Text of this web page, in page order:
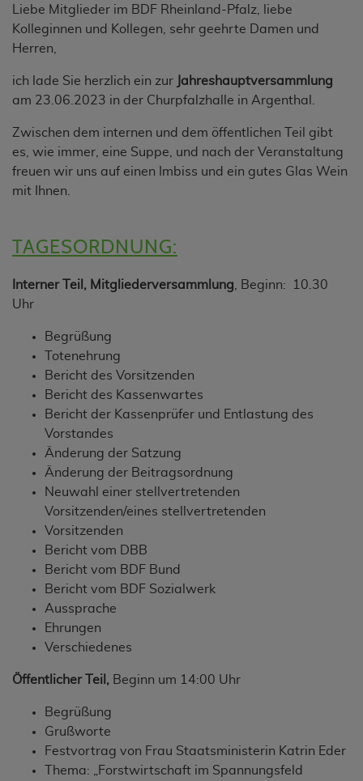
Liebe Mitglieder im BDF Rheinland-Pfalz, liebe
Kolleginnen und Kollegen, sehr geehrte Damen und
Herren,
ich lade Sie herzlich ein zur
Jahreshauptversammlung
am 23.06.2023 in der Churpfalzhalle in Argenthal.
Zwischen dem internen und dem öffentlichen Teil gibt
es, wie immer, eine Suppe, und nach der Veranstaltung
freuen wir uns auf einen Imbiss und ein gutes Glas Wein
mit Ihnen.
TAGESORDNUNG:
Interner Teil, Mitgliederversammlung , Beginn: 10.30
Uhr
Begrüßung
Totenehrung
Bericht des Vorsitzenden
Bericht des Kassenwartes
Bericht der Kassenprüfer und Entlastung des
Vorstandes
Änderung der Satzung
Änderung der Beitragsordnung
Neuwahl einer stellvertretenden
Vorsitzenden/eines stellvertretenden
Vorsitzenden
Bericht vom DBB
Bericht vom BDF Bund
Bericht vom BDF Sozialwerk
Aussprache
Ehrungen
Verschiedenes
Öffentlicher Teil, Beginn um 14:00 Uhr
Begrüßung
Grußworte
Festvortrag von Frau Staatsministerin Katrin Eder
Thema: „Forstwirtschaft im Spannungsfeld